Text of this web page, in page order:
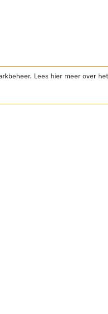
Lees hier meer over